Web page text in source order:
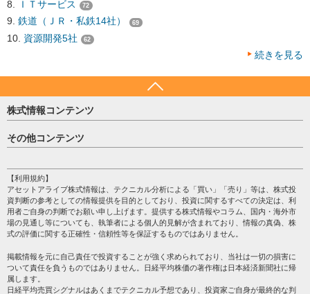
ＩＴサービス 72
鉄道（ＪＲ・私鉄14社） 69
資源開発5社 62
続きを見る
株式情報コンテンツ
日経平均
売買シグナル
注目銘柄
株テーマ情報
海外市況
投資カレンダー
格付け情報
その他コンテンツ
個人情報保護方針
プライバシーポリシー
会社案内
サイトマップ
過去データ
【利用規約】
アセットアライブ株式情報は、テクニカル分析による「買い」「売り」等は、株式投
資判断の参考としての情報提供を目的としており、投資に関するすべての決定は、利
用者ご自身の判断でお願い申し上げます。提供する株式情報やコラム、国内・海外市
場の見通し等についても、執筆者による個人的見解が含まれており、情報の真偽、株
式の評価に関する正確性・信頼性等を保証するものではありません。
掲載情報を元に自己責任で投資することが強く求められており、当社は一切の損害に
ついて責任を負うものではありません。日経平均株価の著作権は日本経済新聞社に帰
属します。
日経平均売買シグナルはあくまでテクニカル予想であり、投資家ご自身が最終的な判